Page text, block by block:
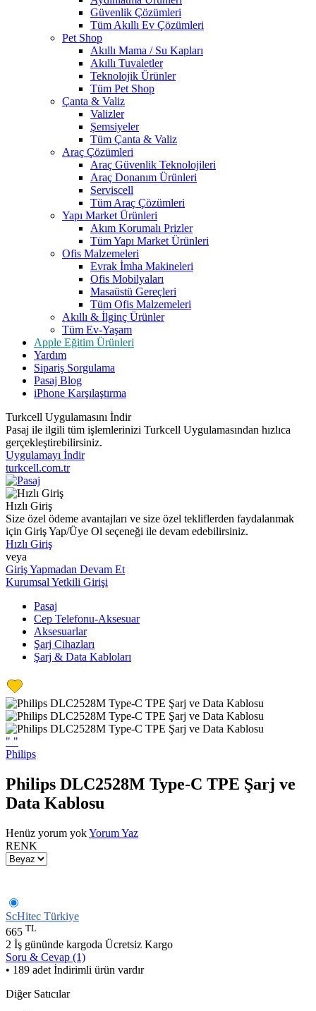
Güvenlik Çözümleri
Tüm Akıllı Ev Çözümleri
Pet Shop
Akıllı Mama / Su Kapları
Akıllı Tuvaletler
Teknolojik Ürünler
Tüm Pet Shop
Çanta & Valiz
Valizler
Şemsiyeler
Tüm Çanta & Valiz
Araç Çözümleri
Araç Güvenlik Teknolojileri
Araç Donanım Ürünleri
Serviscell
Tüm Araç Çözümleri
Yapı Market Ürünleri
Akım Korumalı Prizler
Tüm Yapı Market Ürünleri
Ofis Malzemeleri
Evrak İmha Makineleri
Ofis Mobilyaları
Masaüstü Gereçleri
Tüm Ofis Malzemeleri
Akıllı & İlginç Ürünler
Tüm Ev-Yaşam
Apple Eğitim Ürünleri
Yardım
Sipariş Sorgulama
Pasaj Blog
iPhone Karşılaştırma
Turkcell Uygulamasını İndir
Pasaj ile ilgili tüm işlemlerinizi Turkcell Uygulamasından hızlıca
gerçekleştirebilirsiniz.
Uygulamayı İndir
turkcell.com.tr
Hızlı Giriş
Size özel ödeme avantajları ve size özel tekliflerden faydalanmak
için Giriş Yap/Üye Ol seçeneği ile devam edebilirsiniz.
Hızlı Giriş
veya
Giriş Yapmadan Devam Et
Kurumsal Yetkili Girişi
Pasaj
Cep Telefonu-Aksesuar
Aksesuarlar
Şarj Cihazları
Şarj & Data Kabloları
" "
Philips
Philips DLC2528M Type-C TPE Şarj ve
Data Kablosu
Henüz yorum yokYorum Yaz
RENK
ScHitec Türkiye
665 TL
2 İş gününde kargoda Ücretsiz Kargo
Soru & Cevap (1)
• 189 adet İndirimli ürün vardır
Diğer Satıcılar